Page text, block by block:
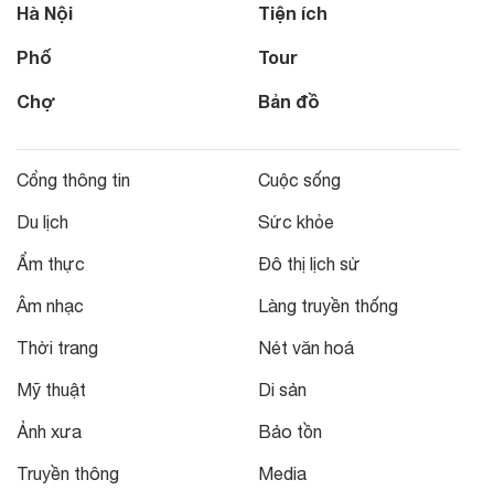
Hà Nội
Phố
Chợ
Tiện ích
Tour
Bản đồ
Cổng thông tin
Du lịch
Ẩm thực
Âm nhạc
Thời trang
Mỹ thuật
Ảnh xưa
Truyền thông
Cuộc sống
Sức khỏe
Đô thị lịch sử
Làng truyền thống
Nét văn hoá
Di sản
Bảo tồn
Media